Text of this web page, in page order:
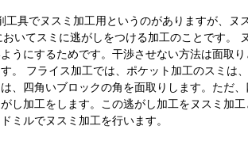
具でヌスミ加工用というのがありますが、ヌ
いてスミに逃がしをつける加工のことです。
うにするためです。干渉させない方法は面取
。 フライス加工では、ポケット加工のスミは
、四角いブロックの角を面取りします。ただ
し加工をします。この逃がし加工をヌスミ加
ミルでヌスミ加工を行います。